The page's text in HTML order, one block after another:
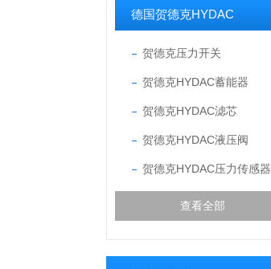
德国贺德克HYDAC
贺德克压力开关
贺德克HYDAC蓄能器
贺德克HYDAC滤芯
贺德克HYDAC液压阀
贺德克HYDAC压力传感器
查看全部